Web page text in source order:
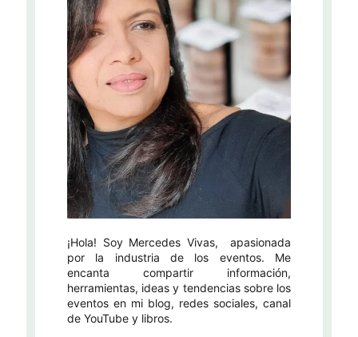
¡Hola! Soy Mercedes Vivas, apasionada
por la industria de los eventos. Me
encanta compartir información,
herramientas, ideas y tendencias sobre los
eventos en mi blog, redes sociales, canal
de YouTube y libros.